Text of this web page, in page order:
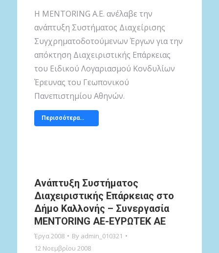
Η MENTORING A.E. ανέλαβε την
ανάπτυξη Συστήματος Διαχείρισης
Συγχρηματοδοτούμενων Έργων για την
απόκτηση Διαχειριστικής Επάρκειας
του Ειδικού Λογαριασμού Κονδυλίων
Έρευνας του Γεωπονικού
Πανεπιστημίου Αθηνών.
Περισσότερα…
Ανάπτυξη Συστήματος
Διαχειριστικής Επάρκειας στο
Δήμο Καλλονής – Συνεργασία
MENTORING AE-ΕΥΡΩΤΕΚ AE
Έργα 2008 By admin_010321
12 Νοεμβρίου 2008